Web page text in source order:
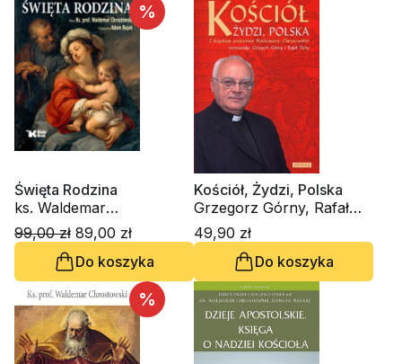
%
Święta Rodzina
ks. Waldemar
Chrostowski, Adam Bujak
99,00 zł 89,00 zł
Do koszyka
Kościół, Żydzi, Polska
Grzegorz Górny, Rafał
Tichy, ks. Waldemar
Chrostowski
49,90 zł
Do koszyka
%